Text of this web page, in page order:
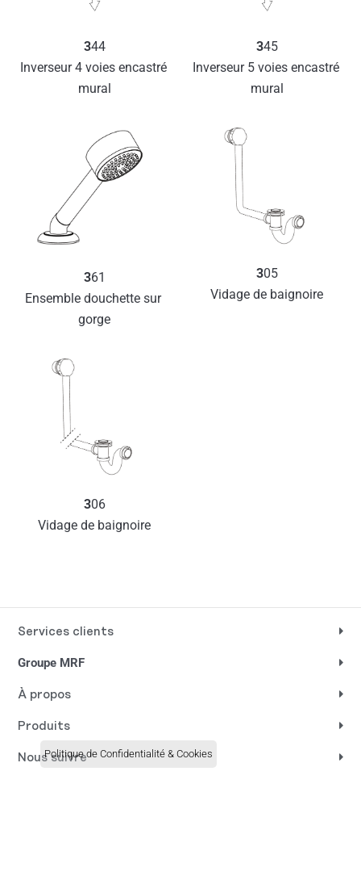
344
Inverseur 4 voies encastré
mural
345
Inverseur 5 voies encastré
mural
361
Ensemble douchette sur
gorge
305
Vidage de baignoire
306
Vidage de baignoire
Services clients
Groupe MRF
À propos
Produits
Nous suivre
Politique de Confidentialité & Cookies